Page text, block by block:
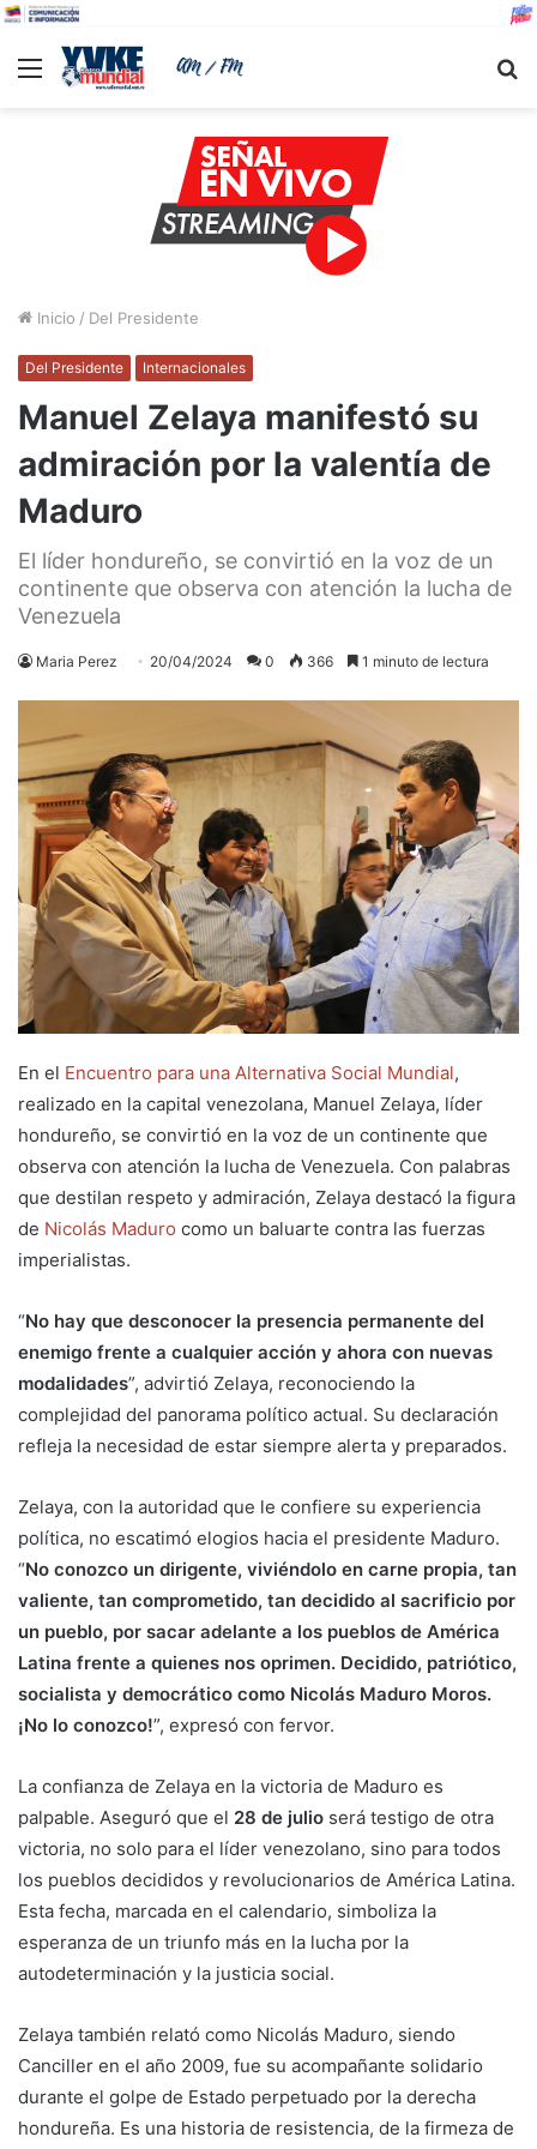
Menu
Inicio / Del Presidente
Del Presidente Internacionales
Manuel Zelaya manifestó su
admiración por la valentía de
Maduro
El líder hondureño, se convirtió en la voz de un
continente que observa con atención la lucha de
Venezuela
Maria Perez 20/04/2024 0 366 1 minuto de lectura
En el Encuentro para una Alternativa Social Mundial,
realizado en la capital venezolana, Manuel Zelaya, líder
hondureño, se convirtió en la voz de un continente que
observa con atención la lucha de Venezuela. Con palabras
que destilan respeto y admiración, Zelaya destacó la figura
de Nicolás Maduro como un baluarte contra las fuerzas
imperialistas.
“No hay que desconocer la presencia permanente del
enemigo frente a cualquier acción y ahora con nuevas
modalidades”, advirtió Zelaya, reconociendo la
complejidad del panorama político actual. Su declaración
refleja la necesidad de estar siempre alerta y preparados.
Zelaya, con la autoridad que le confiere su experiencia
política, no escatimó elogios hacia el presidente Maduro.
“No conozco un dirigente, viviéndolo en carne propia, tan
valiente, tan comprometido, tan decidido al sacrificio por
un pueblo, por sacar adelante a los pueblos de América
Latina frente a quienes nos oprimen. Decidido, patriótico,
socialista y democrático como Nicolás Maduro Moros.
¡No lo conozco!”, expresó con fervor.
La confianza de Zelaya en la victoria de Maduro es
palpable. Aseguró que el 28 de julio será testigo de otra
victoria, no solo para el líder venezolano, sino para todos
los pueblos decididos y revolucionarios de América Latina.
Esta fecha, marcada en el calendario, simboliza la
esperanza de un triunfo más en la lucha por la
autodeterminación y la justicia social.
Zelaya también relató como Nicolás Maduro, siendo
Canciller en el año 2009, fue su acompañante solidario
durante el golpe de Estado perpetuado por la derecha
hondureña. Es una historia de resistencia, de la firmeza de